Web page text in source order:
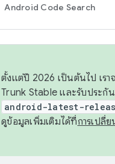
Android Code Search
ตั้งแต่ปี 2026 เป็นต้นไป เร
Trunk Stable และรับประกั
android-latest-
ดูข้อมูลเพิ่มเติมได้ที่การเปลี่